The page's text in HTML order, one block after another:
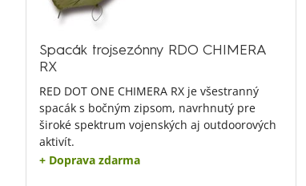
Spacák trojsezónny RDO CHIMERA
RX
RED DOT ONE CHIMERA RX je všestranný
spacák s bočným zipsom, navrhnutý pre
široké spektrum vojenských aj outdoorových
aktivít.
+ Doprava zdarma